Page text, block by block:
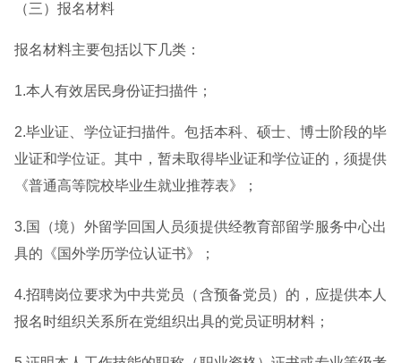
（三）报名材料
报名材料主要包括以下几类：
1.本人有效居民身份证扫描件；
2.毕业证、学位证扫描件。包括本科、硕士、博士阶段的毕
业证和学位证。其中，暂未取得毕业证和学位证的，须提供
《普通高等院校毕业生就业推荐表》；
3.国（境）外留学回国人员须提供经教育部留学服务中心出
具的《国外学历学位认证书》；
4.招聘岗位要求为中共党员（含预备党员）的，应提供本人
报名时组织关系所在党组织出具的党员证明材料；